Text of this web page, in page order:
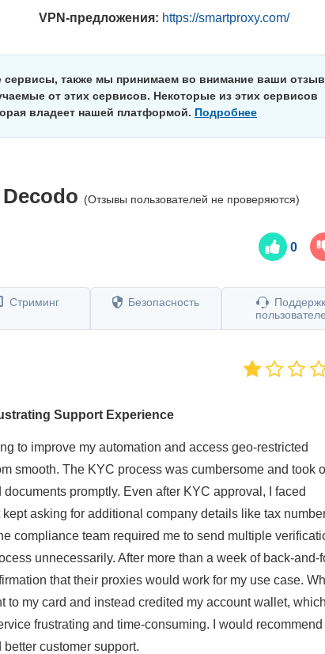
VPN-предложения: https://smartproxy.com/
также мы принимаем во внимание ваши
от этих сервисов. Некоторые из этих сервисов
владеет нашей платформой. Подробнее
Decodo (Отзывы пользователей не проверяются)
0
Стриминг Безопасность
Support Experience
to improve my automation and access geo-restricted
smooth. The KYC process was cumbersome and took
promptly. Even after KYC approval, I faced
asking for additional company details like tax
compliance team required me to send multiple
unnecessarily. After more than a week of back-and-
that their proxies would work for my use case.
to my card and instead credited my account wallet,
frustrating and time-consuming. I would recommend
customer support.